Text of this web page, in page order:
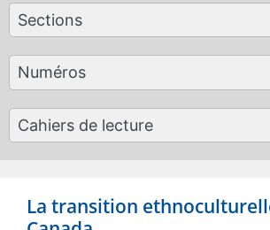
Sections
12
results
Numéros
179
results
Cahiers de lecture
50
results
La transition